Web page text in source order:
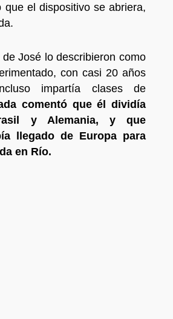
que el dispositivo se abriera,
José lo describieron como
con casi 20 años
impartía clases de
comentó que él dividía
y Alemania, y que
llegado de Europa para
en Río.